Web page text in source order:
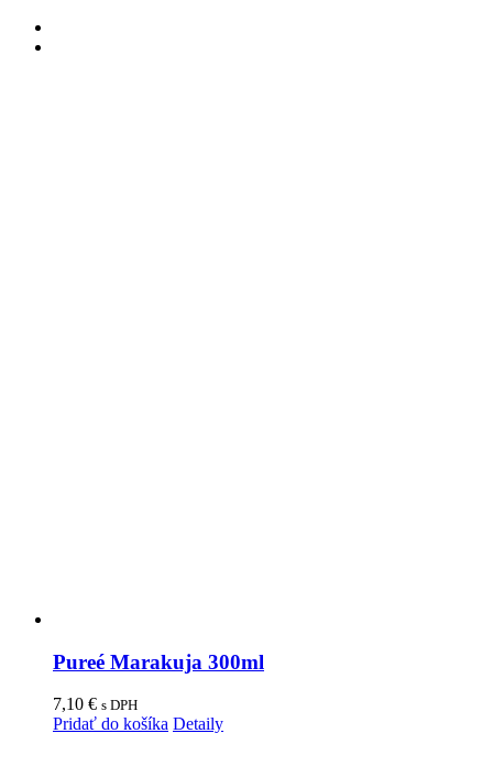
Pureé Marakuja 300ml
7,10 € s DPH
Pridať do košíka Detaily